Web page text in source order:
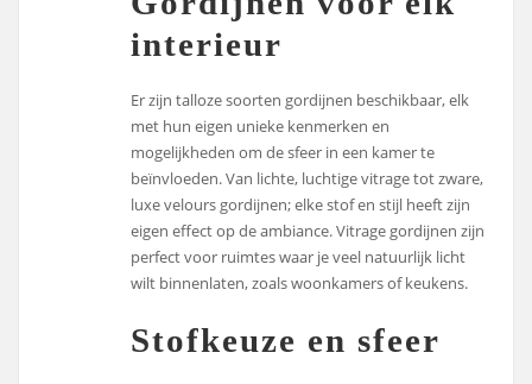
interieur
Er zijn talloze soorten gordijnen beschikbaar, elk
met hun eigen unieke kenmerken en
mogelijkheden om de sfeer in een kamer te
beïnvloeden. Van lichte, luchtige vitrage tot zware,
luxe velours gordijnen; elke stof en stijl heeft zijn
eigen effect op de ambiance. Vitrage gordijnen zijn
perfect voor ruimtes waar je veel natuurlijk licht
wilt binnenlaten, zoals woonkamers of keukens.
Stofkeuze en sfeer